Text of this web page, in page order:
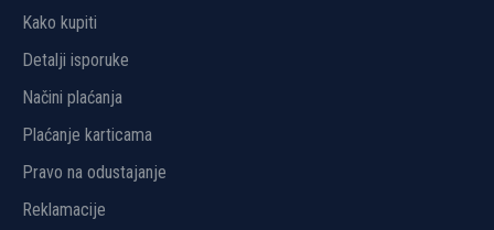
Kako kupiti
Detalji isporuke
Načini plaćanja
Plaćanje karticama
Pravo na odustajanje
Reklamacije